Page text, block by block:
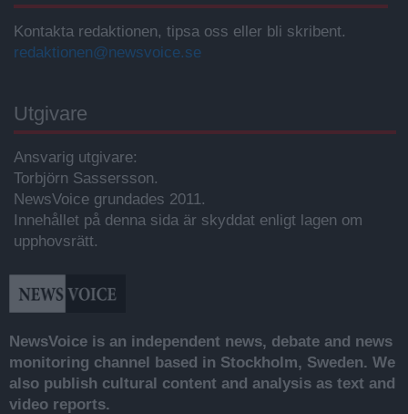
Kontakta redaktionen, tipsa oss eller bli skribent.
redaktionen@newsvoice.se
Utgivare
Ansvarig utgivare:
Torbjörn Sassersson.
NewsVoice grundades 2011.
Innehållet på denna sida är skyddat enligt lagen om
upphovsrätt.
NewsVoice is an independent news, debate and news
monitoring channel based in Stockholm, Sweden. We
also publish cultural content and analysis as text and
video reports.